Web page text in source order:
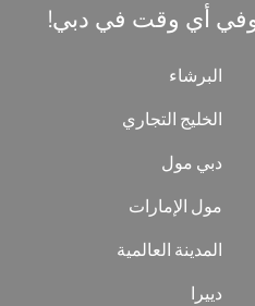
البرشاء
الخليج التجاري
دبي مول
مول الإمارات
المدينة العالمية
دييرا